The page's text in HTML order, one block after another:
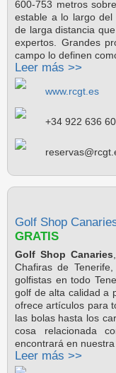
600-753 metros
estable a lo largo del
de larga distancia
expertos. Grandes
campo lo definen
Leer más >>
www.rcgt.es
+34 922 636
Golf Shop
GRATIS
Golf Shop Canaries
Chafiras de
golfistas en todo
golf de alta calidad a
ofrece artículos para
las bolas hasta los
cosa relacionada
encontrará en
Leer más >>